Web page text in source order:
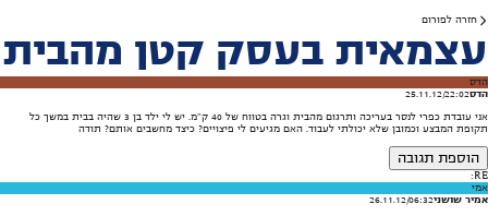
חזרה לפורום
עצמאית בעסק קטן מהבית
הדס
הדס22:02
|
25.11.12
אני עובדת כפרי לנסר בעריכה ותרגום מהבית וגרה בטווח של 40 ק"מ. יש לי ילד בן 3 שהיה בבית במשך כל
תקופת המבצע וכמובן שלא יכולתי לעבוד. האם מגיעים לי פיצויים? כיצד מחשבים אותם? תודה
הוספת תגובה
RE:
אמי
אמיר שושני06:32
|
26.11.12